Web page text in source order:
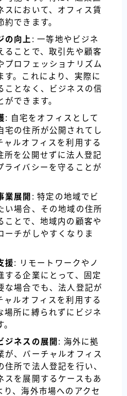
スにおいて、オフィス賃
できます。
の向上 : 一等地やビジネ
ることで、取引先や顧客
プロフェッショナリズム
す。これにより、実際に
ことなく、ビジネスの信
できます。
: 自宅をオフィスとして
宅の住所が公開されてし
ャルオフィスを利用する
所を公開せずに法人登記
ライバシーを守ることが
業展開 : 特定の地域でビ
い場合、その地域の住所
ことで、地域内の顧客や
ーチがしやすくなりま
援: リモートワークやノ
する企業にとって、固定
な場合でも、法人登記が
ャルオフィスを利用する
場所に縛られずにビジネ
ジネスの展開 : 海外に拠
が、バーチャルオフィス
住所で法人登記を行い、
スを展開するケースもあ
り、海外市場へのアクセ